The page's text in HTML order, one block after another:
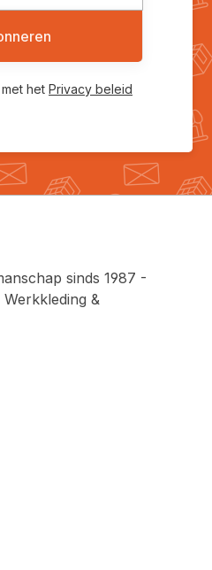
het Privacy beleid
sinds 1987 -
&